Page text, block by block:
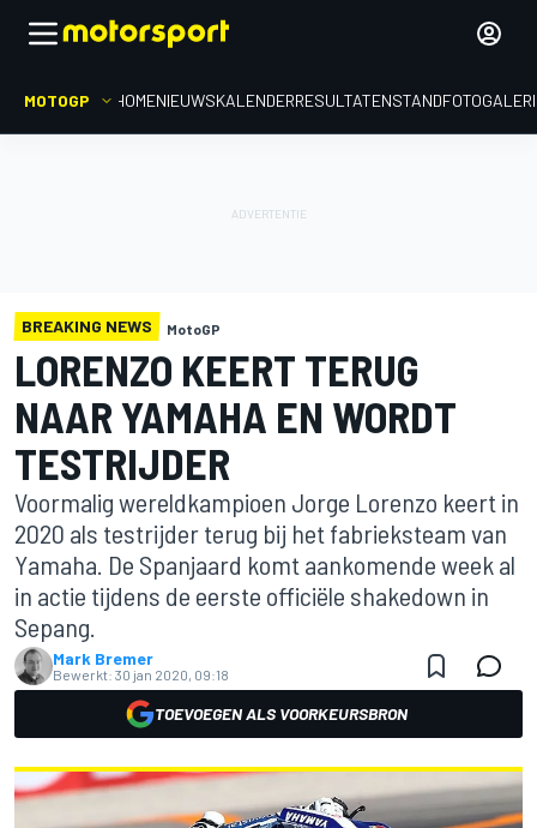
MOTOGP HOMENIEUWSKALENDERRESULTATENSTAND
BREAKING NEWS MotoGP
LORENZO KEERT TERUG
NAAR YAMAHA EN WORDT
TESTRIJDER
Voormalig wereldkampioen Jorge Lorenzo keert in
2020 als testrijder terug bij het fabrieksteam van
Yamaha. De Spanjaard komt aankomende week al
in actie tijdens de eerste officiële shakedown in
Sepang.
Mark Bremer
Bewerkt: 30 jan 2020, 09:18
TOEVOEGEN ALS VOORKEURSBRON